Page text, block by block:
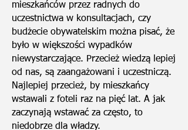
mieszkańców przez radnych do
uczestnictwa w konsultacjach, czy
budżecie obywatelskim można pisać, że
było w większości wypadków
niewystarczające. Przecież wiedzą lepiej
od nas, są zaangażowani i uczestniczą.
Najlepiej przecież, by mieszkańcy
wstawali z foteli raz na pięć lat. A jak
zaczynają wstawać za często, to
niedobrze dla władzy.